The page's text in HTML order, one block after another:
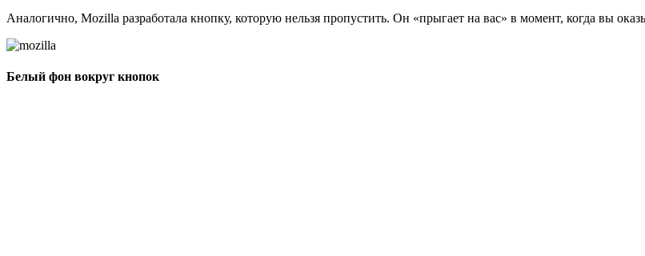
Аналогично, Mozilla разработала кнопку, которую нельзя пропустить. Он «прыгает на вас» в момент, когда вы
Белый фон вокруг кнопок